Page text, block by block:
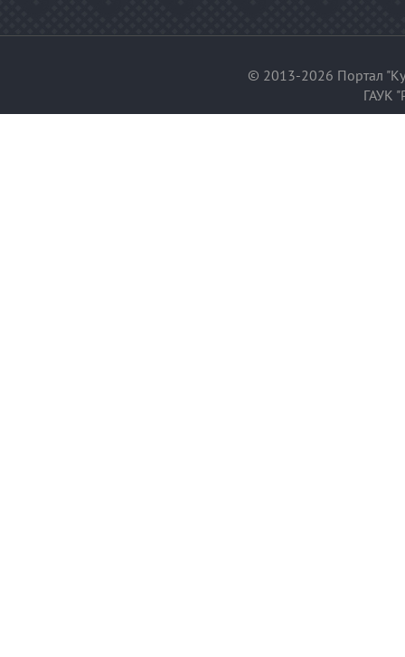
© 2013-2026 Портал
ГАУК